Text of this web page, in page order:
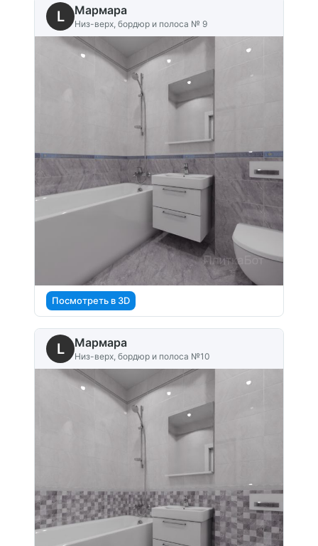
L Мармара
Низ-верх, бордюр и полоса № 9
Посмотреть в 3D
L Мармара
Низ-верх, бордюр и полоса №10